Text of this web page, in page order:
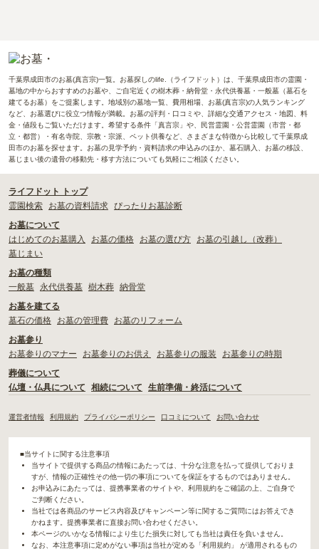
千葉県成田市のお墓(真言宗)一覧。お墓探しのlife.（ライフドット）は、千葉県成田市の霊園・
墓地の中からおすすめのお墓や、ご自宅近くの樹木葬・納骨堂・永代供養墓・一般墓（墓石を
建てるお墓）をご提案します。地域別の墓地一覧、費用相場、お墓(真言宗)の人気ランキング
など、お墓選びに役立つ情報が満載。お墓の評判・口コミや、詳細な交通アクセス・地図、料
金・値段もご覧いただけます。希望する条件「真言宗」や、民営霊園・公営霊園（市営・都
立・都営）・有名寺院、宗教・宗派、ペット供養など、さまざまな特徴から比較して千葉県成
田市のお墓を探せます。お墓の見学予約・資料請求の申込みのほか、墓石購入、お墓の移設、
墓じまい後の遺骨の移動先・移す方法についても気軽にご相談ください。
ライフドット トップ
霊園検索
お墓の資料請求 ぴったりお墓診断
お墓について
はじめてのお墓購入
お墓の価格 お墓の選び方
お墓の引越し（改葬）
墓じまい
お墓の種類
一般墓
永代供養墓 樹木葬 納骨堂
お墓を建てる
墓石の価格
お墓の管理費
お墓のリフォーム
お墓参り
お墓参りのマナー
お墓参りのお供え お墓参りの服装
お墓参りの時期
葬儀について
仏壇・仏具について
相続について 生前準備・終活について
運営者情報 利用規約 プライバシーポリシー 口コミについて お問い合わせ
■当サイトに関する注意事項
当サイトで提供する商品の情報にあたっては、十分な注意を払って提供しておりま
すが、情報の正確性その他一切の事項についてを保証をするものではありません。
お申込みにあたっては、提携事業者のサイトや、利用規約をご確認の上、ご自身で
ご判断ください。
当社では各商品のサービス内容及びキャンペーン等に関するご質問にはお答えでき
かねます。提携事業者に直接お問い合わせください。
本ページのいかなる情報により生じた損失に対しても当社は責任を負いません。
なお、本注意事項に定めがない事項は当社が定める「利用規約」 が適用されるもの